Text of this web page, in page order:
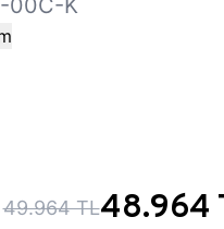
49.964 TL48.964